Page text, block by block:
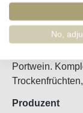
Steckbrief
Portwein.
Produzent
No,